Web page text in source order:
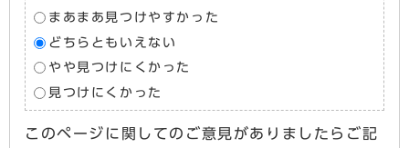
まあまあ見つけやすかった
どちらともいえない
やや見つけにくかった
見つけにくかった
このページに関してのご意見がありましたらご記